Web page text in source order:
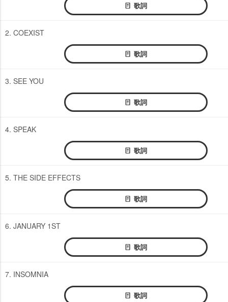
歌詞
2. COEXIST
歌詞
3. SEE YOU
歌詞
4. SPEAK
歌詞
5. THE SIDE EFFECTS
歌詞
6. JANUARY 1ST
歌詞
7. INSOMNIA
歌詞